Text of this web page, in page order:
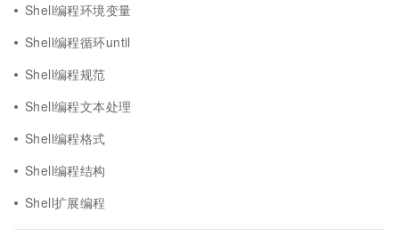
Shell编程环境变量
Shell编程循环until
Shell编程规范
Shell编程文本处理
Shell编程格式
Shell编程结构
Shell扩展编程